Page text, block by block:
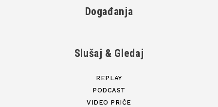
Događanja
Slušaj & Gledaj
REPLAY
PODCAST
VIDEO PRIČE